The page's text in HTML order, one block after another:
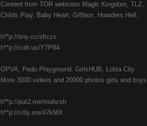
Content from TOR websites Magic Kingdom, TLZ,
Childs Play, Baby Heart, Giftbox, Hoarders Hell,
h**p://tiny.cc/sficzx
h**p://cutt.us/Y7P84
OPVA, Pedo Playground, GirlsHUB, Lolita City
More 3000 videos and 20000 photos girls and boys
h**p://put2.me/muhcsh
h**p://citly.me/47kMX